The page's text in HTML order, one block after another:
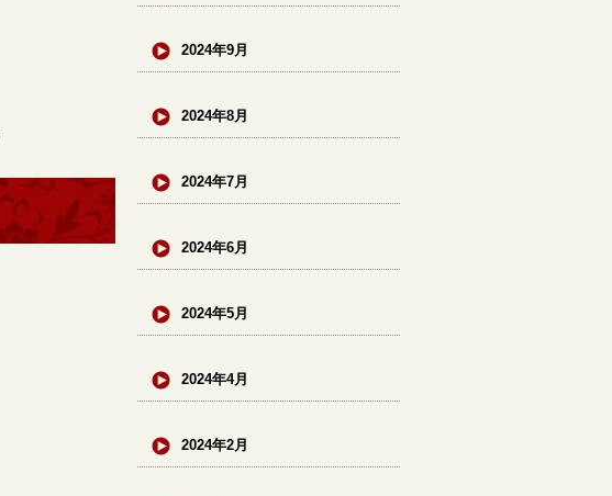
2024年9月
2024年8月
2024年7月
2024年6月
2024年5月
2024年4月
2024年2月